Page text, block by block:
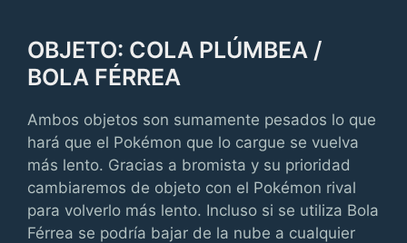
OBJETO: COLA PLÚMBEA /
BOLA FÉRREA
Ambos objetos son sumamente pesados lo que
hará que el Pokémon que lo cargue se vuelva
más lento. Gracias a bromista y su prioridad
cambiaremos de objeto con el Pokémon rival
para volverlo más lento. Incluso si se utiliza Bola
Férrea se podría bajar de la nube a cualquier